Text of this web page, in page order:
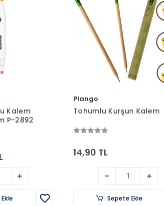
Kalem
P-2892
Plango
Tohumlu Kurşun Kalem
14,90 TL
Sepete Ekle